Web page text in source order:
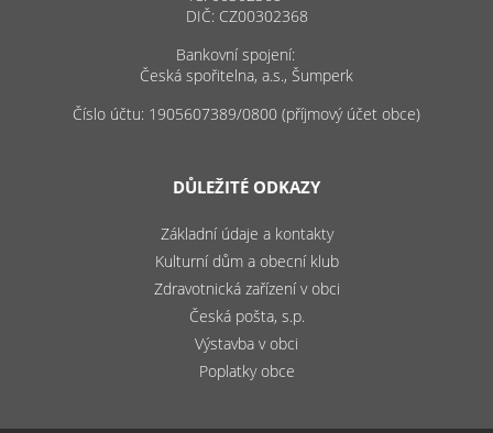
DIČ: CZ00302368
Bankovní spojení:
Česká spořitelna, a.s., Šumperk
Číslo účtu: 1905607389/0800 (příjmový účet obce)
DŮLEŽITÉ ODKAZY
Základní údaje a kontakty
Kulturní dům a obecní klub
Zdravotnická zařízení v obci
Česká pošta, s.p.
Výstavba v obci
Poplatky obce